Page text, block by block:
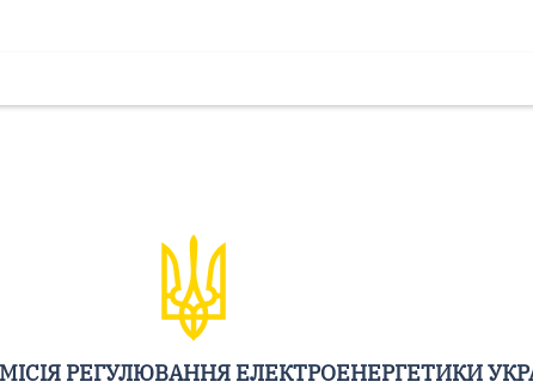
РЕГУЛЮВАННЯ ЕЛЕКТРОЕНЕРГЕТИКИ